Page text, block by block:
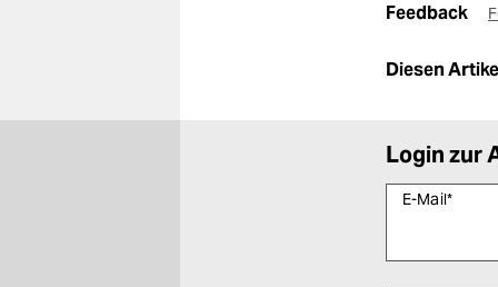
Feedback
Diesen
Login zur
E-Mail*